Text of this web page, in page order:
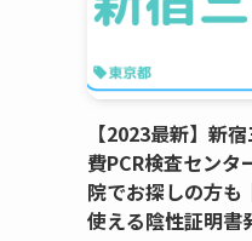
【2023最新】新
費PCR検査センタ
院でお探しの方も
使える陰性証明書